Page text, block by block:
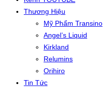
Thương Hiệu
Mỹ Phẩm Transino
Angel’s Liquid
Kirkland
Relumins
Orihiro
Tin Tức